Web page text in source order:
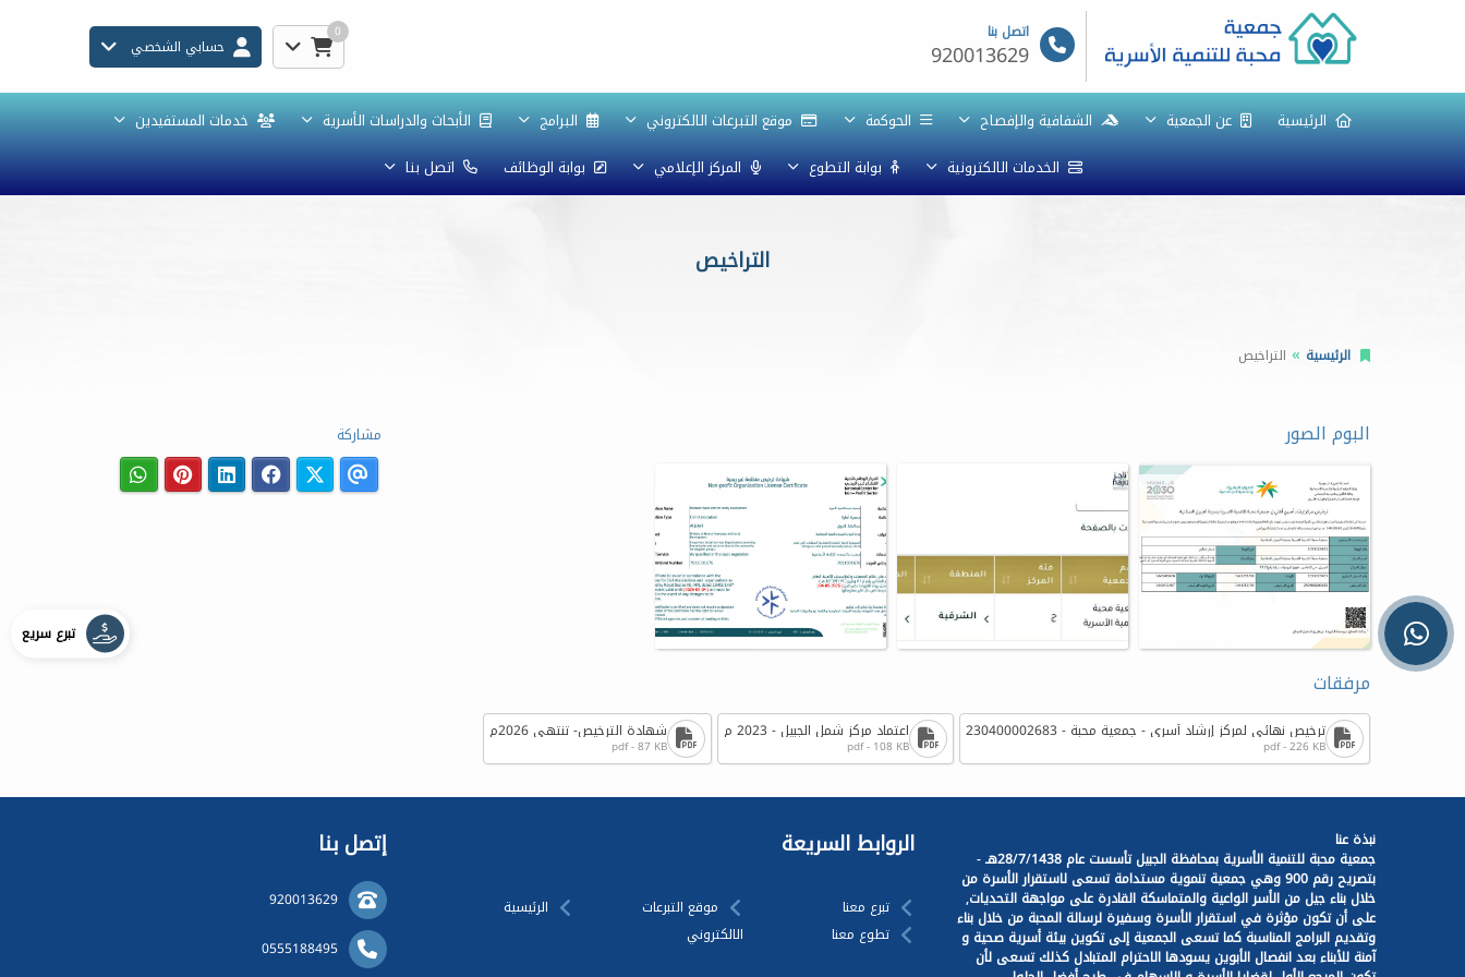
اتصل بنا
920013629
0
حسابي الشخصي
الرئيسية عن الجمعية الشفافية والإفصاح الحوكمة موقع التبرعات الالكتروني البرامج الأبحاث والدراسات الأسرية
خدمات المستفيدين
الخدمات الالكترونية
بوابة التطوع المركز الإعلامي بوابة الوظائف اتصل بنا
التراخيص
الرئيسية التراخيص
البوم الصور
مرفقات
ترخيص نهائي لمركز إرشاد أسري - جمعية محبة - 230400002683
pdf - 226 KB
اعتماد مركز شمل الجبيل - 2023 م
pdf - 108 KB
شهادة الترخيص- تنتهي 2026م
pdf - 87 KB
مشاركة
نبذة عنا
جمعية محبة للتنمية الأسرية بمحافظة الجبيل تأسست عام 28/7/1438هـ -
بتصريح رقم 900 وهي جمعية تنموية مستدامة تسعى لاستقرار الأسرة من
خلال بناء جيل من الأسر الواعية والمتماسكة القادرة على مواجهة التحديات,
على أن تكون مؤثرة في استقرار الأسرة وسفيرة لرسالة المحبة من خلال بناء
وتقديم البرامج المناسبة كما تسعى الجمعية إلى تكوين بيئة أسرية صحية و
آمنة للأبناء بعد انفصال الأبوين يسودها الاحترام المتبادل كذلك تسعى لأن
الروابط السريعة
تبرع معنا
تطوع معنا
موقع التبرعات
الالكتروني
الرئيسية
إتصل بنا
920013629
0555188495
تبرع سريع